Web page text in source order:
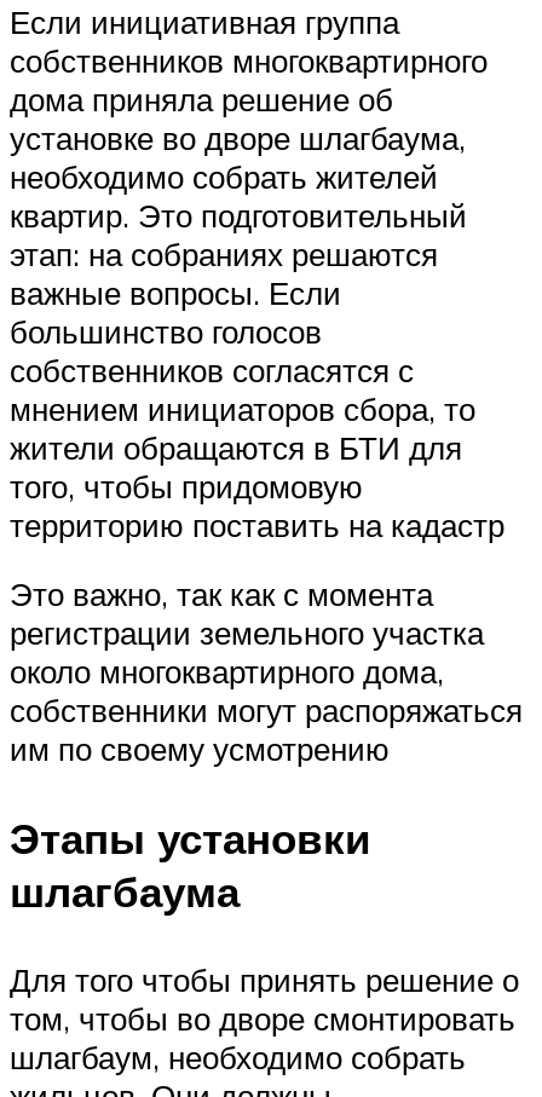
Если инициативная группа
собственников многоквартирного
дома приняла решение об
установке во дворе шлагбаума,
необходимо собрать жителей
квартир. Это подготовительный
этап: на собраниях решаются
важные вопросы. Если
большинство голосов
собственников согласятся с
мнением инициаторов сбора, то
жители обращаются в БТИ для
того, чтобы придомовую
территорию поставить на кадастр
Это важно, так как с момента
регистрации земельного участка
около многоквартирного дома,
собственники могут распоряжаться
им по своему усмотрению
Этапы установки
шлагбаума
Для того чтобы принять решение о
том, чтобы во дворе смонтировать
шлагбаум, необходимо собрать